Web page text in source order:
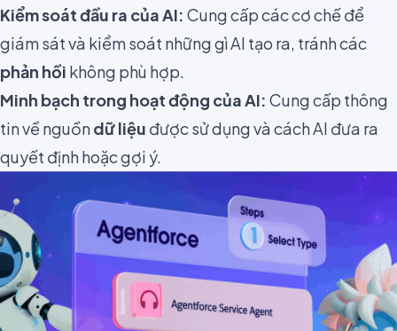
Kiểm soát đầu ra của AI: Cung cấp các cơ chế để
giám sát và kiểm soát những gì AI tạo ra, tránh các
phản hồi không phù hợp.
Minh bạch trong hoạt động của AI: Cung cấp thông
tin về nguồndữ liệu được sử dụng và cách AI đưa ra
quyết định hoặc gợi ý.